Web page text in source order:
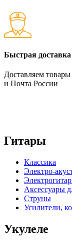
Быстрая доставка
Доставляем
и Почта России
Гитары
Классика
Электро-
Аксессуары
Струны
Усилители,
Укулеле